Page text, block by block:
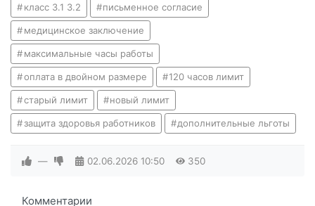
класс 3.1 3.2 письменное согласие
медицинское заключение
максимальные часы работы
оплата в двойном размере 120 часов лимит
старый лимит новый лимит
защита здоровья работников дополнительные льготы
— 02.06.2026 10:50 350
Комментарии